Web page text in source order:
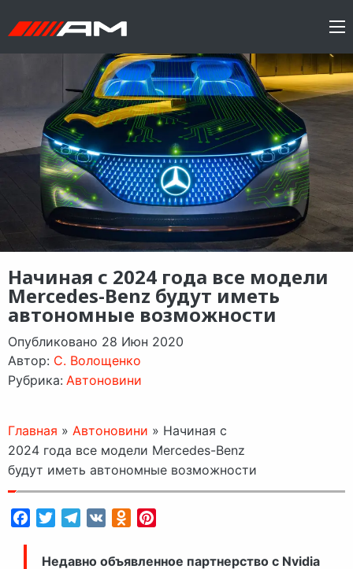
Начиная с 2024 года все модели
Mercedes-Benz будут иметь
автономные возможности
Опубликовано 28 Июн 2020
Автор: C. Волощенко
Рубрика: Автоновини
Главная » Автоновини » Начиная с
2024 года все модели Mercedes-Benz
будут иметь автономные возможности
FacebookTwitterTelegram
VK Odnoklassniki
Недавно объявленное партнерство с Nvidia